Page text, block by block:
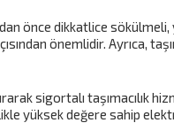
önce dikkatlice
önemlidir. Ayrıca,
sigortalı taşımacılık
yüksek değere sahip